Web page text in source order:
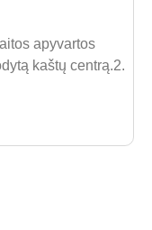
apyvartos
kaštų centrą.2.